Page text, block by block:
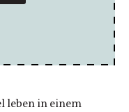
leben in einem